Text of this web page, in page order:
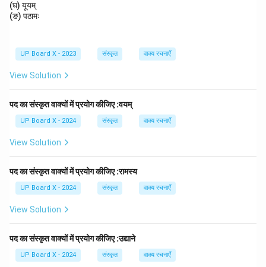
(घ) यूयम्
(ङ) पठामः
UP Board X - 2023 संस्कृत वाक्य रचनाएँ
View Solution
पद का संस्कृत वाक्यों में प्रयोग कीजिए :वयम्
UP Board X - 2024 संस्कृत वाक्य रचनाएँ
View Solution
पद का संस्कृत वाक्यों में प्रयोग कीजिए :रामस्य
UP Board X - 2024 संस्कृत वाक्य रचनाएँ
View Solution
पद का संस्कृत वाक्यों में प्रयोग कीजिए :उद्याने
UP Board X - 2024 संस्कृत वाक्य रचनाएँ